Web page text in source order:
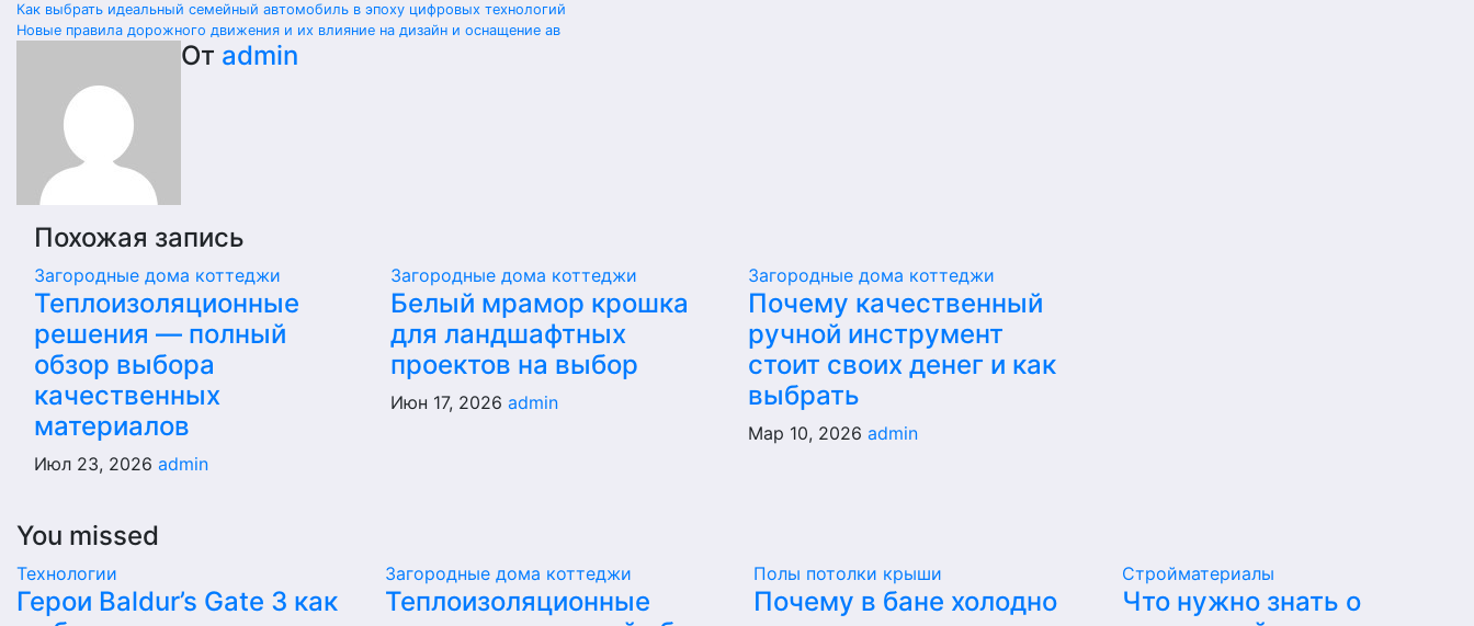
Как выбрать идеальный семейный автомобиль в эпоху цифровых технологий
Новые правила дорожного движения и их влияние на дизайн и оснащение ав
От admin
Похожая запись
Загородные дома коттеджи
Теплоизоляционные
решения — полный
обзор выбора
качественных
материалов
Июл 23, 2026 admin
Загородные дома коттеджи
Белый мрамор крошка
для ландшафтных
проектов на выбор
Июн 17, 2026admin
Загородные дома коттеджи
Почему качественный
ручной инструмент
стоит своих денег и как
выбрать
Мар 10, 2026 admin
You missed
Технологии
Герои Baldur’s Gate 3 как
Загородные дома коттеджи
Теплоизоляционные
Полы потолки крыши
Почему в бане холодно
Стройматериалы
Что нужно знать о